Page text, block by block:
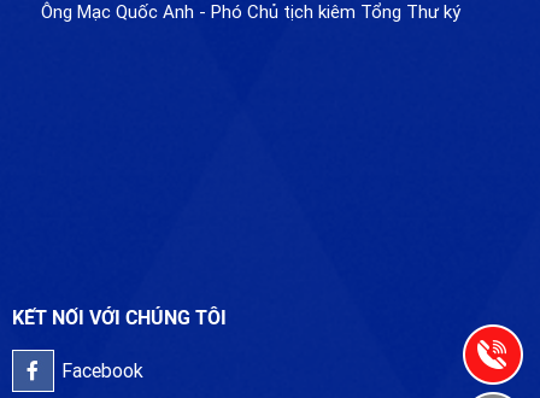
Ông Mạc Quốc Anh - Phó Chủ tịch kiêm Tổng Thư ký
KẾT NỐI VỚI CHÚNG TÔI
Facebook